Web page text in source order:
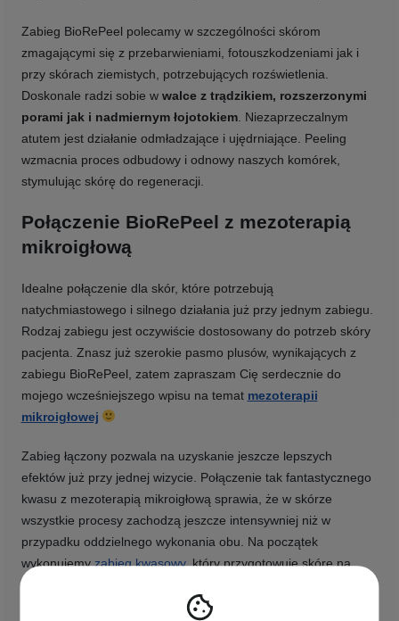
Zabieg BioRePeel polecamy w szczególności skórom
zmagającymi się z przebarwieniami, fotouszkodzeniami jak i
przy skórach ziemistych, potrzebujących rozświetlenia.
Doskonale radzi sobie w walce z trądzikiem, rozszerzonymi
porami jak i nadmiernym łojotokiem. Niezaprzeczalnym
atutem jest działanie odmładzające i ujędrniające. Peeling
wzmacnia proces odbudowy i odnowy naszych komórek,
stymulując skórę do regeneracji.
Połączenie BioRePeel z mezoterapią
mikroigłową
Idealne połączenie dla skór, które potrzebują
natychmiastowego i silnego działania już przy jednym zabiegu.
Rodzaj zabiegu jest oczywiście dostosowany do potrzeb skóry
pacjenta. Znasz już szerokie pasmo plusów, wynikających z
zabiegu BioRePeel, zatem zapraszam Cię serdecznie do
mojego wcześniejszego wpisu na temat mezoterapii
mikroigłowej
Zabieg łączony pozwala na uzyskanie jeszcze lepszych
efektów już przy jednej wizycie. Połączenie tak fantastycznego
kwasu z mezoterapią mikroigłową sprawia, że w skórze
wszystkie procesy zachodzą jeszcze intensywniej niż w
przypadku oddzielnego wykonania obu. Na początek
wykonujemyzabieg kwasowy, który przygotowuje skórę na
dalsze etapy. Już wtedy skóra zaczyna pracować. Następnie
na tym właśnie preparacie wykonujemy nakłuwania i na koniec